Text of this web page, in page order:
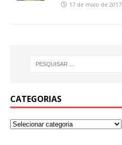
17 de maio de 2017
CATEGORIAS